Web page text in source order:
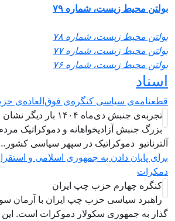
محیط زیست، شماره ۷۹
محیط زیست، شماره ۷۸
محیط زیست، شماره ۷۷
محیط زیست، شماره ۷۶
سیاسی کنگره‌ی فوق‌العاده‌ی حزب
تجربه‌ی جنبش دی‌ماه ۱۴۰۴
بزرگ جنبش آزادیخواهانه و دموکراتیک مردم
دموکراتیک در سپهر سیاسی کشور…
پایان دادن به جمهوری اسلامی و
کنگره چهارم حزب چپ ایران
راهبرد سياسی حزب چپ ایران با آرمان
به جمهوری سکولار دموکرات است. این